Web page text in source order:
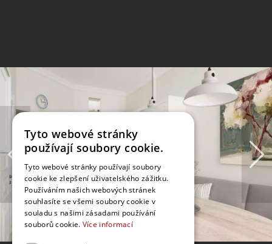
Tyto webové stránky
používají soubory cookie.
Tyto webové stránky používají soubory
cookie ke zlepšení uživatelského zážitku.
Používáním našich webových stránek
souhlasíte se všemi soubory cookie v
souladu s našimi zásadami používání
souborů cookie. Více informací